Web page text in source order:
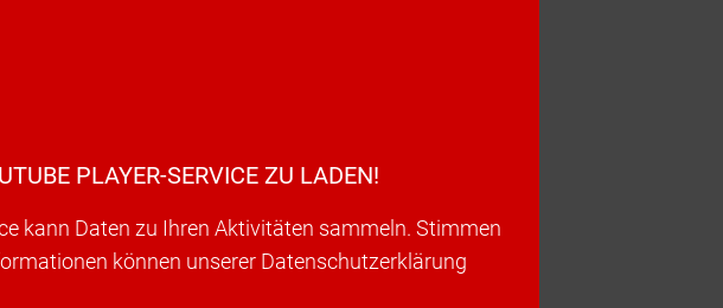
PLAYER-SERVICE ZU LADEN!
kann Daten zu Ihren Aktivitäten sammeln. Stimmen
können unserer Datenschutzerklärung